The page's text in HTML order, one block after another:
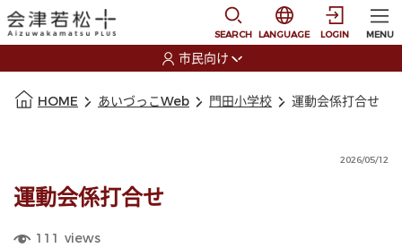
SEARCH
選択すると言語の切
LANGUAGE LOGIN MENU
市民向け
HOME あいづっこWeb 門田小学校 運動会係打合せ
2026/05/12
運動会係打合せ
111 views